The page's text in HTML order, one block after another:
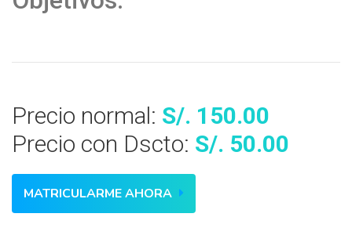
Precio normal: S/. 150.00
Precio con Dscto: S/. 50.00
MATRICULARME AHORA